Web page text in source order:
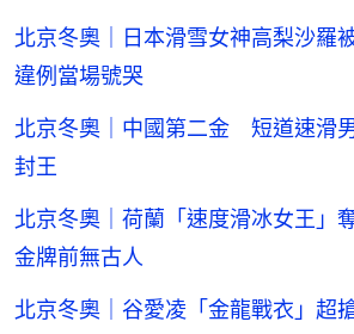
北京冬奧｜日本滑雪女神高梨沙
違例當場號哭
北京冬奧｜中國第二金 短道速滑
封王
北京冬奧｜荷蘭「速度滑冰女王
金牌前無古人
北京冬奧｜谷愛凌「金龍戰衣」